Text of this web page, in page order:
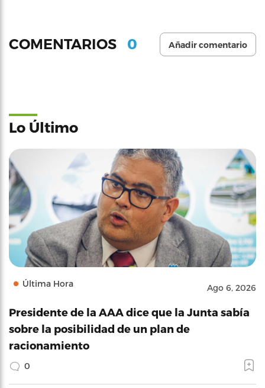
COMENTARIOS 0 Añadir comentario
Lo Último
Última Hora Ago 6, 2026
Presidente de la AAA dice que la Junta sabía
sobre la posibilidad de un plan de
racionamiento
0